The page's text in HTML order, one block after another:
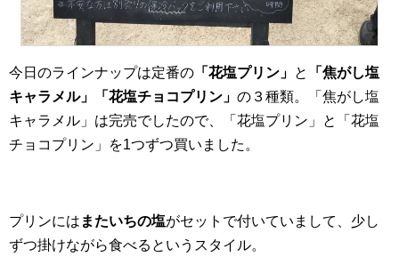
今日のラインナップは定番の 「花塩プリン」 と
「焦がし塩
キャラメル」「花塩チョコプリン」 の３種類。「焦がし塩
キャラメル」は完売でしたので、「花塩プリン」と「花塩
チョコプリン」を1つずつ買いました。
プリンには またいちの塩がセットで付いていまして、少し
ずつ掛けながら食べるというスタイル。